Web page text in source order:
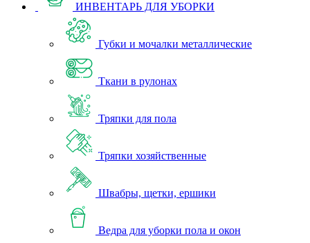
ИНВЕНТАРЬ ДЛЯ УБОРКИ
Губки и мочалки металлические
Ткани в рулонах
Тряпки для пола
Тряпки хозяйственные
Швабры, щетки, ершики
Ведра для уборки пола и окон